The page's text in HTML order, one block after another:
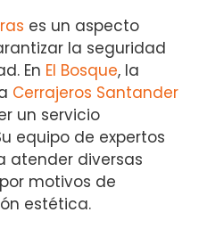
es un aspecto
la seguridad
En El Bosque, la
Cerrajeros Santander
un servicio
equipo de expertos
atender diversas
motivos de
estética.